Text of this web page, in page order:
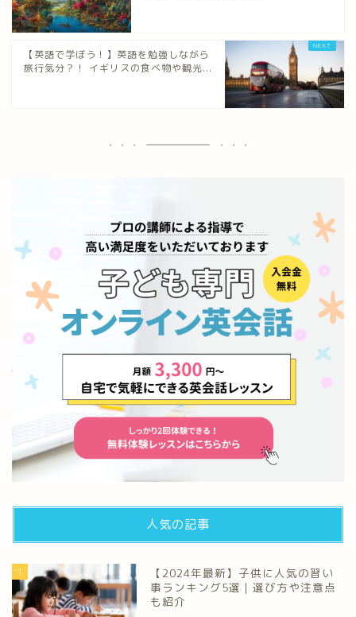
【英語で学ぼう！】英語を勉強しながら
旅行気分？！ イギリスの食べ物や観光...
人気の記事
1
【2024年最新】子供に人気の習い
事ランキング5選｜選び方や注意点
も紹介